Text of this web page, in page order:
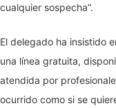
cualquier sospecha”.
El delegado ha insistido
una línea gratuita,
atendida por
ocurrido como si se